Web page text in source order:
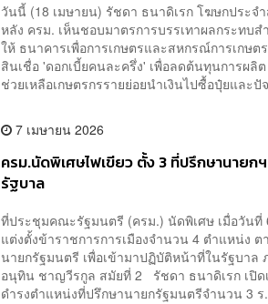
วันนี้ (18 เมษายน) รัชดา ธนาดิเรก โฆษกประจ
หลัง ครม. เห็นชอบมาตรการบรรเทาผลกระทบ
ให้ ธนาคารเพื่อการเกษตรและสหกรณ์การเกษต
สินเชื่อ 'ดอกเบี้ยคนละครึ่ง' เพื่อลดต้นทุนการผลิ
ช่วยเหลือเกษตรกรรายย่อยนำเงินไปซื้อปุ๋ยและปั
7 เมษายน 2026
ครม.นัดพิเศษไฟเขียว ตั้ง 3 ที่ปรึกษานายกฯ
รัฐบาล
ที่ประชุมคณะรัฐมนตรี (ครม.) นัดพิเศษ เมื่อวันที่
แต่งตั้งข้าราชการการเมืองจำนวน 4 ตำแหน่ง
นายกรัฐมนตรี เพื่อเข้ามาปฏิบัติหน้าที่ในรัฐบาล
อนุทิน ชาญวีรกูล สมัยที่ 2 รัชดา ธนาดิเรก เปิด
ดำรงตำแหน่งที่ปรึกษานายกรัฐมนตรีจำนวน 3 ร